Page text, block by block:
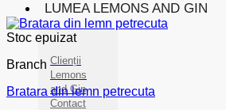
LUMEA LEMONS AND GIN
Clienții
Lemons
and Gin
Contact
Stoc epuizat
Branch
Bratara din lemn petrecuta